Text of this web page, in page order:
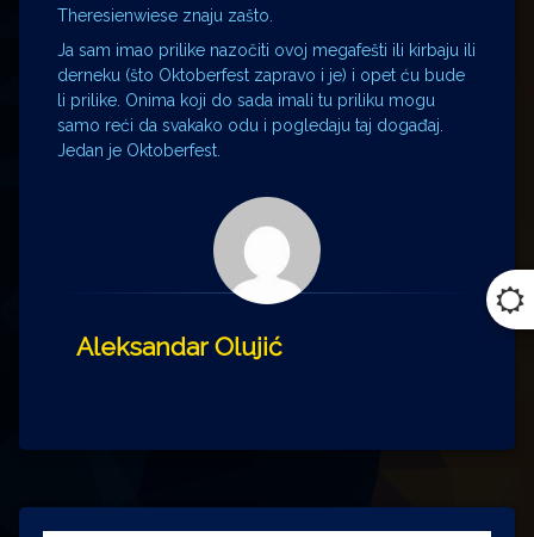
Theresienwiese znaju zašto.
Ja sam imao prilike nazočiti ovoj megafešti ili kirbaju ili
derneku (što Oktoberfest zapravo i je) i opet ću bude
li prilike. Onima koji do sada imali tu priliku mogu
samo reći da svakako odu i pogledaju taj događaj.
Jedan je Oktoberfest.
Aleksandar Olujić